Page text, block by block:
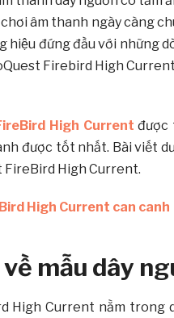
âm thanh ngày càng
đứng đầu với những
Firebird High
High Current được
được tốt nhất. Bài viết
FireBird High Current.
mẫu dây
High Current nằm